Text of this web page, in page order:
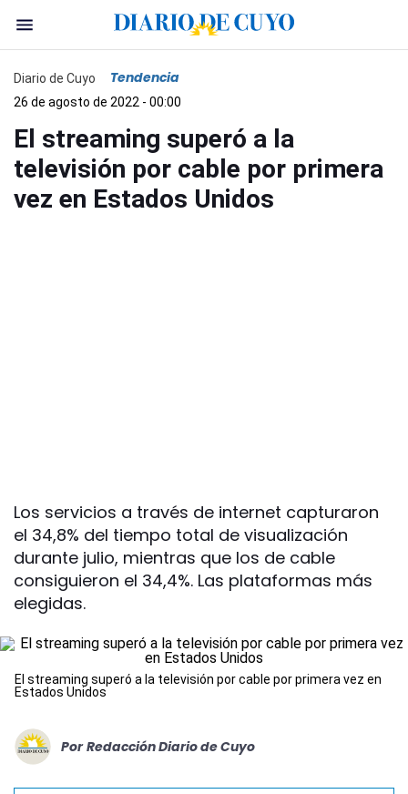
Diario de Cuyo Tendencia
26 de agosto de 2022 - 00:00
El streaming superó a la
televisión por cable por primera
vez en Estados Unidos
Los servicios a través de internet capturaron
el 34,8% del tiempo total de visualización
durante julio, mientras que los de cable
consiguieron el 34,4%. Las plataformas más
elegidas.
El streaming superó a la televisión por cable por primera vez en
Estados Unidos
Por Redacción Diario de Cuyo